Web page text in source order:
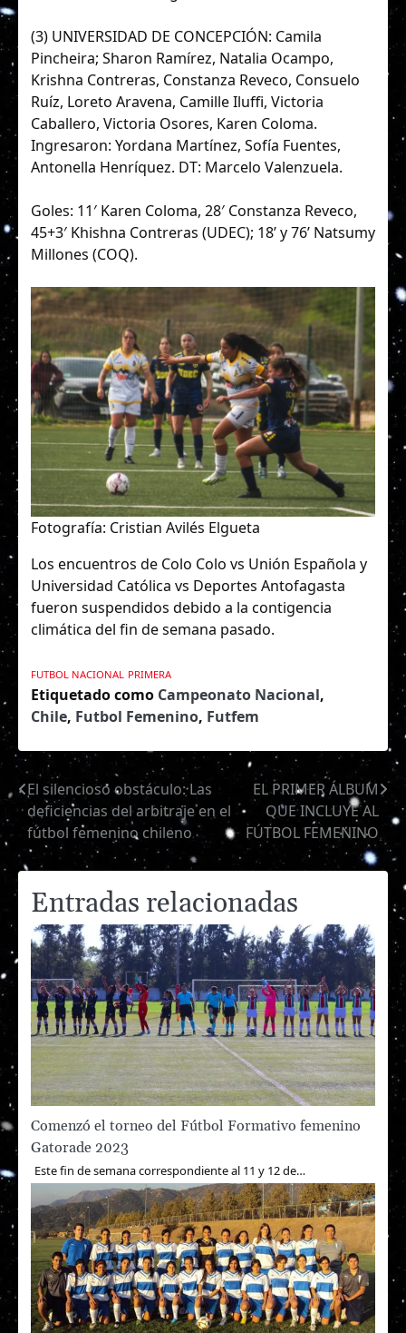
(3) UNIVERSIDAD DE CONCEPCIÓN: Camila
Pincheira; Sharon Ramírez, Natalia Ocampo,
Krishna Contreras, Constanza Reveco, Consuelo
Ruíz, Loreto Aravena, Camille Iluffi, Victoria
Caballero, Victoria Osores, Karen Coloma.
Ingresaron: Yordana Martínez, Sofía Fuentes,
Antonella Henríquez. DT: Marcelo Valenzuela.
Goles: 11′ Karen Coloma, 28′ Constanza Reveco,
45+3′ Khishna Contreras (UDEC); 18’ y 76’ Natsumy
Millones (COQ).
Fotografía: Cristian Avilés Elgueta
Los encuentros de Colo Colo vs Unión Española y
Universidad Católica vs Deportes Antofagasta
fueron suspendidos debido a la contigencia
climática del fin de semana pasado.
FUTBOL NACIONAL PRIMERA
Etiquetado como Campeonato Nacional,
Chile, Futbol Femenino, Futfem
Navegación
de
entradas
El silencioso obstáculo: Las
deficiencias del arbitraje en el
fútbol femenino chileno
EL PRIMER ÁLBUM
QUE INCLUYE AL
FÚTBOL FEMENINO
Entradas relacionadas
Comenzó el torneo del Fútbol Formativo femenino
Gatorade 2023
Este fin de semana correspondiente al 11 y 12 de…